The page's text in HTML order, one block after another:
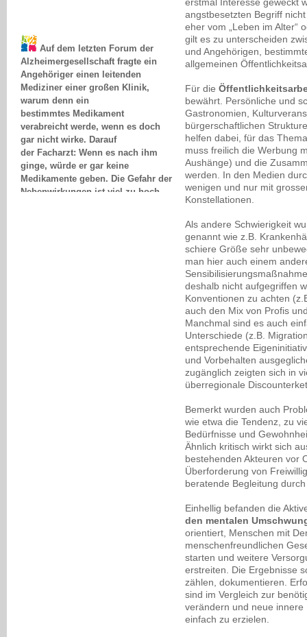
angstbesetzten Begriff
eher vom „Leben im Alter“
gilt es zu unterscheiden
und Angehörigen,
allgemeinen
Für die
bewährt. Persönliche und
Gastronomien,
bürgerschaftlichen
helfen dabei, für das
muss freilich die Werbung
Aushänge) und die
werden. In den Medien
wenigen und nur mit
Konstellationen.
Als andere Schwierigkeit
genannt wie z.B.
schiere Größe sehr
man hier auch einem
deshalb nicht aufgegriffen
Konventionen zu achten
auch den Mix von Profis
Manchmal sind es auch
Unterschiede (z.B.
entsprechende
und Vorbehalten
zugänglich zeigten sich in
überregionale
Bemerkt wurden auch
wie etwa die Tendenz, zu
Bedürfnisse und
Ähnlich kritisch wirkt sich
bestehenden Akteuren vor
Überforderung von
beratende Begleitung
Einhellig befanden die
den mentalen
orientiert, Menschen mit
menschenfreundlichen
starten und weitere
erstreiten. Die Ergebnisse
zählen, dokumentieren.
sind im Vergleich zur
verändern und neue
einfach zu erzielen.
Alzheimergesellschaft fragte ein
Angehöriger einen leitenden
Mediziner einer großen Klinik,
warum denn ein
bestimmtes Medikament
verabreicht werde, wenn es doch
gar nicht wirke. Darauf
der Facharzt: Wenn es nach ihm
ginge, würde er gar keine
Medikamente geben. Die Gefahr der
Nebenwirkungen ist viel zu hoch.
Das nenne ich "Erfolg"...